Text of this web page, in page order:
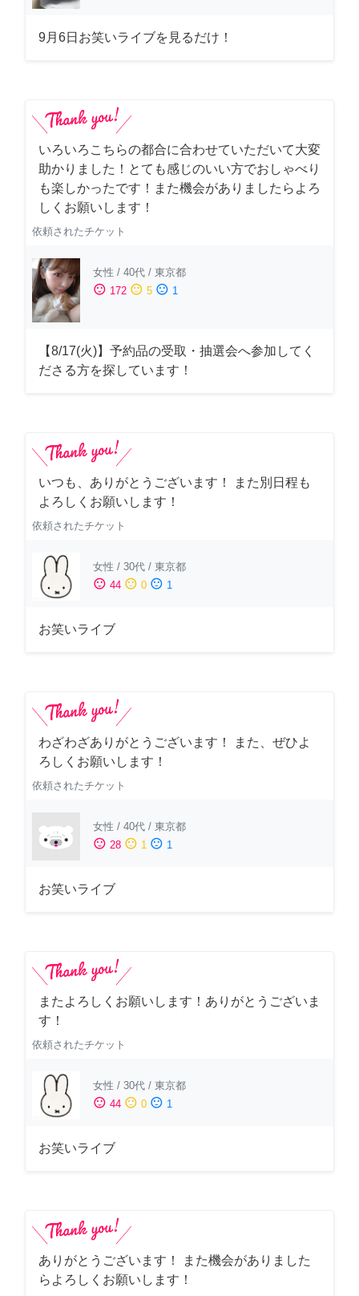
9月6日お笑いライブを見るだけ！
いろいろこちらの都合に合わせていただいて大変
助かりました！とても感じのいい方でおしゃべり
も楽しかったです！また機会がありましたらよろ
しくお願いします！
依頼されたチケット
女性 / 40代 / 東京都
sentiment_satisfied 172 sentiment_neutral 5 sentiment_dissatisfied 1
【8/17(火)】予約品の受取・抽選会へ参加してく
ださる方を探しています！
いつも、ありがとうございます！ また別日程も
よろしくお願いします！
依頼されたチケット
女性 / 30代 / 東京都
sentiment_satisfied 44 sentiment_neutral 0 sentiment_dissatisfied 1
お笑いライブ
わざわざありがとうございます！ また、ぜひよ
ろしくお願いします！
依頼されたチケット
女性 / 40代 / 東京都
sentiment_satisfied 28 sentiment_neutral 1 sentiment_dissatisfied 1
お笑いライブ
またよろしくお願いします！ありがとうございま
す！
依頼されたチケット
女性 / 30代 / 東京都
sentiment_satisfied 44 sentiment_neutral 0 sentiment_dissatisfied 1
お笑いライブ
ありがとうございます！ また機会がありました
らよろしくお願いします！